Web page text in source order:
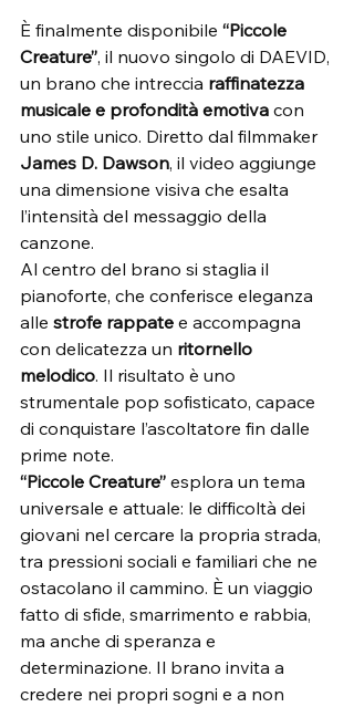
È finalmente disponibile “Piccole
Creature”, il nuovo singolo di DAEVID,
un brano che intreccia raffinatezza
musicale e profondità emotiva con
uno stile unico. Diretto dal filmmaker
James D. Dawson, il video aggiunge
una dimensione visiva che esalta
l’intensità del messaggio della
canzone.
Al centro del brano si staglia il
pianoforte, che conferisce eleganza
alle strofe rappate e accompagna
con delicatezza un ritornello
melodico. Il risultato è uno
strumentale pop sofisticato, capace
di conquistare l’ascoltatore fin dalle
prime note.
“Piccole Creature” esplora un tema
universale e attuale: le difficoltà dei
giovani nel cercare la propria strada,
tra pressioni sociali e familiari che ne
ostacolano il cammino. È un viaggio
fatto di sfide, smarrimento e rabbia,
ma anche di speranza e
determinazione. Il brano invita a
credere nei propri sogni e a non